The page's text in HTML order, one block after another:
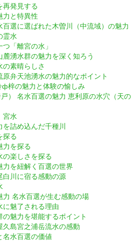
発見する
力と特異性
選に選ばれた木曽川（中流域）の魅力
霊水
「離宮の水」
湧水群の魅力を深く知ろう
素晴らしさ
弁天池湧水の魅力的なポイント
梓の魅力と体験の愉しみ
） 名水百選の魅力 恵利原の水穴（天の
宮水
詰め込んだ千種川
探る
力を探る
楽しさを探る
を紐解く百選の世界
白川に宿る感動の源
名水百選が生む感動の場
魅了される理由
魅力を堪能するポイント
島宮之浦岳流水の感動
水百選の価値